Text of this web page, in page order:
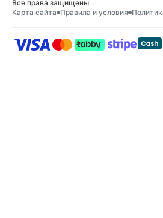
Все права защищены.
Карта сайта Правила и условия